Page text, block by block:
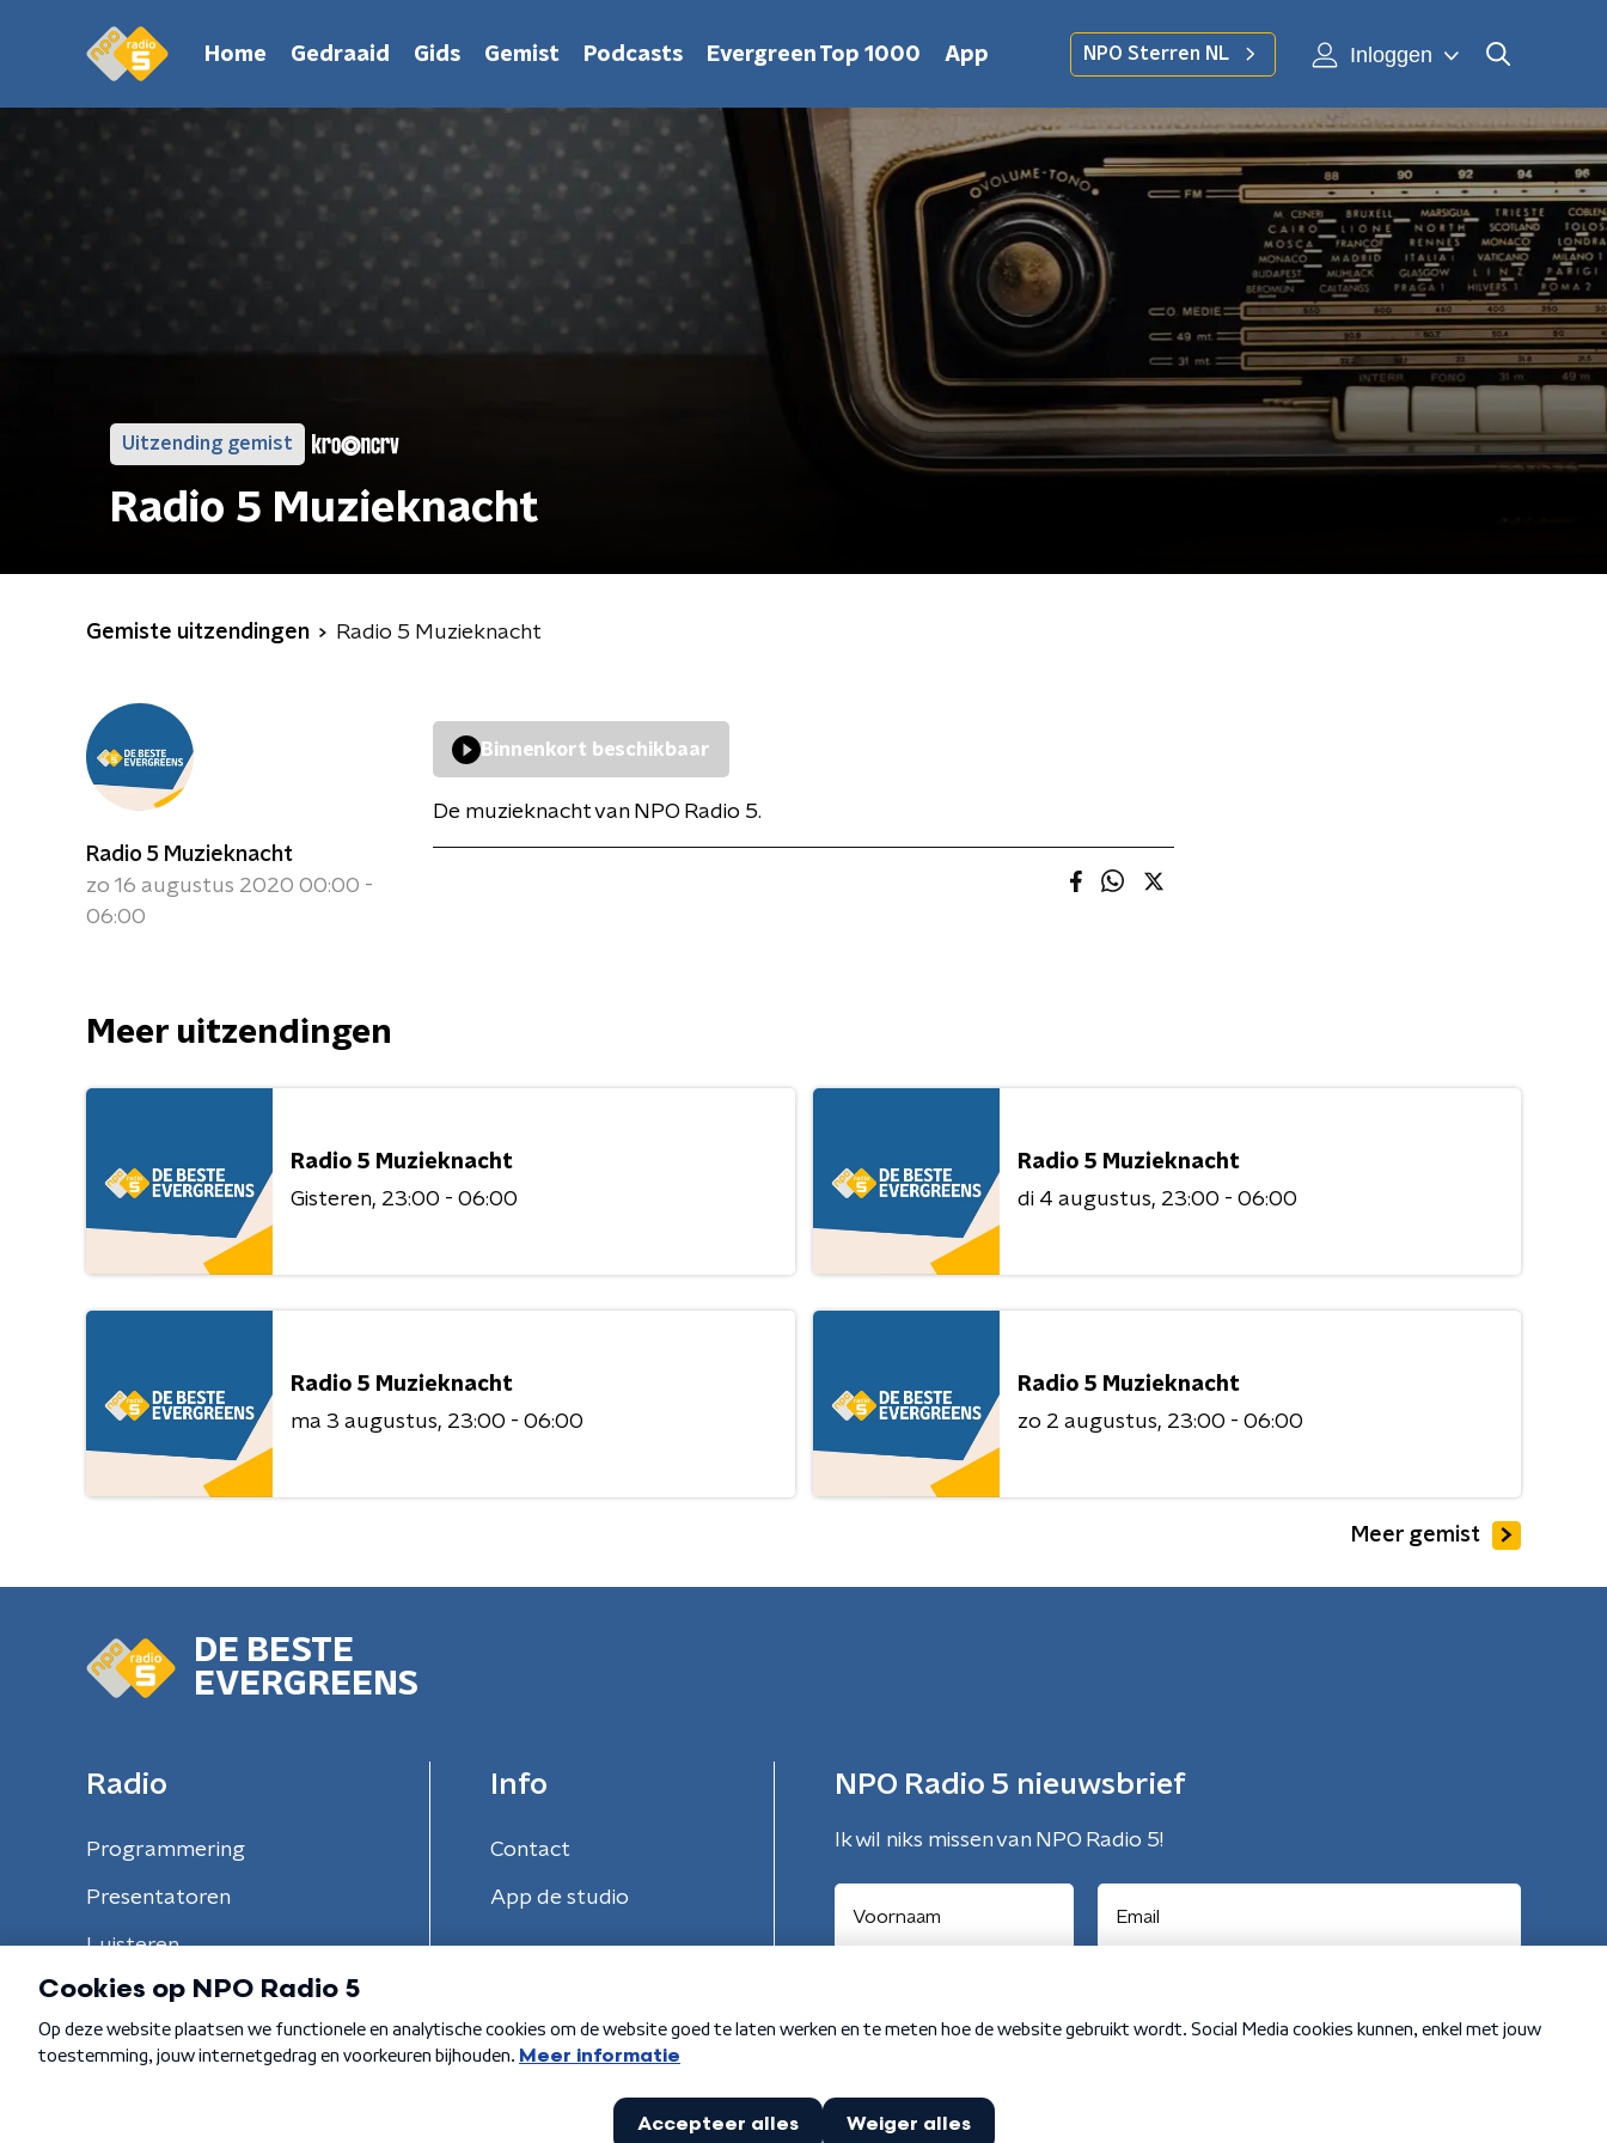
Home Gedraaid Gids Gemist Podcasts Evergreen Top 1000 App NPO Sterren NL Inloggen
Uitzending gemist
Radio 5 Muzieknacht
Gemiste uitzendingen Radio 5 Muzieknacht
Radio 5 Muzieknacht
zo 16 augustus 2020 00:00 -
06:00
Binnenkort beschikbaar
De muzieknacht van NPO Radio 5.
Meer uitzendingen
Radio 5 Muzieknacht
Gisteren 23:00 - 06:00
Radio 5 Muzieknacht
di 4 augustus 23:00 - 06:00
Radio 5 Muzieknacht
ma 3 augustus 23:00 - 06:00
Radio 5 Muzieknacht
zo 2 augustus 23:00 - 06:00
Meer gemist
DE BESTE
EVERGREENS
Radio
Programmering
Presentatoren
Luisteren
Info
Contact
App de studio
NPO Radio 5 nieuwsbrief
Ik wil niks missen van NPO Radio 5!
Algemene voorwaarden Privacybeleid